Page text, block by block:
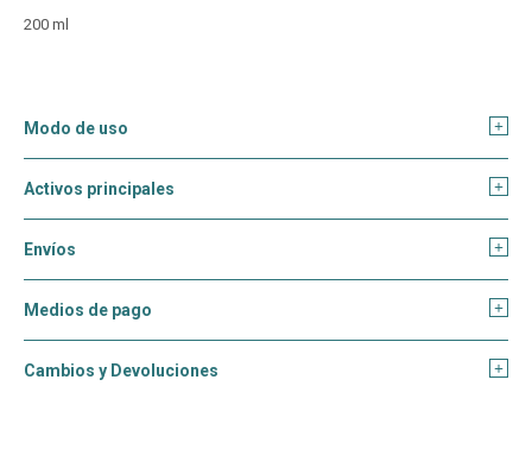
200 ml
Modo de uso
Activos principales
Envíos
Medios de pago
Cambios y Devoluciones